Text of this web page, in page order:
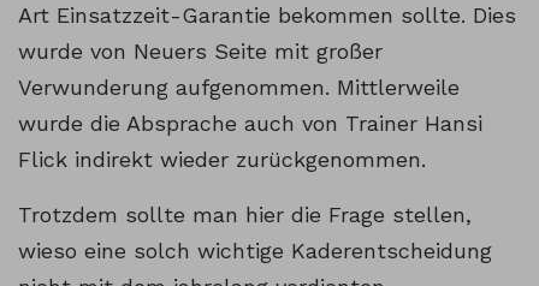
Art Einsatzzeit-Garantie bekommen sollte. Dies
wurde von Neuers Seite mit großer
Verwunderung aufgenommen. Mittlerweile
wurde die Absprache auch von Trainer Hansi
Flick indirekt wieder zurückgenommen.
Trotzdem sollte man hier die Frage stellen,
wieso eine solch wichtige Kaderentscheidung